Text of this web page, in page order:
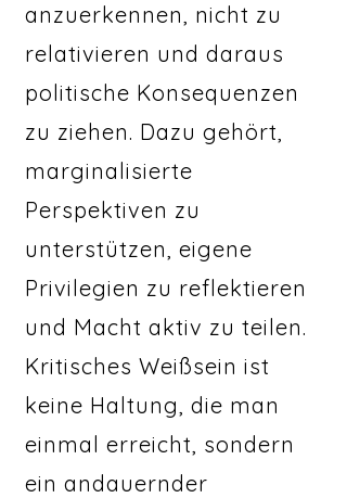
anzuerkennen, nicht zu
relativieren und daraus
politische Konsequenzen
zu ziehen. Dazu gehört,
marginalisierte
Perspektiven zu
unterstützen, eigene
Privilegien zu reflektieren
und Macht aktiv zu teilen.
Kritisches Weißsein ist
keine Haltung, die man
einmal erreicht, sondern
ein andauernder